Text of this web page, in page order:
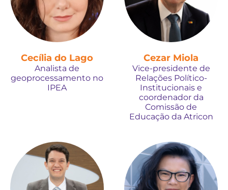
Cecília do Lago
Analista de
geoprocessamento no
IPEA
Cezar Miola
Vice-presidente de
Relações Político-
Institucionais e
coordenador da
Comissão de
Educação da Atricon